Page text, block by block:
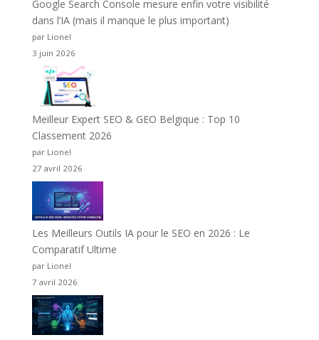
Google Search Console mesure enfin votre visibilité
dans l’IA (mais il manque le plus important)
par Lionel
3 juin 2026
Meilleur Expert SEO & GEO Belgique : Top 10
Classement 2026
par Lionel
27 avril 2026
Les Meilleurs Outils IA pour le SEO en 2026 : Le
Comparatif Ultime
par Lionel
7 avril 2026